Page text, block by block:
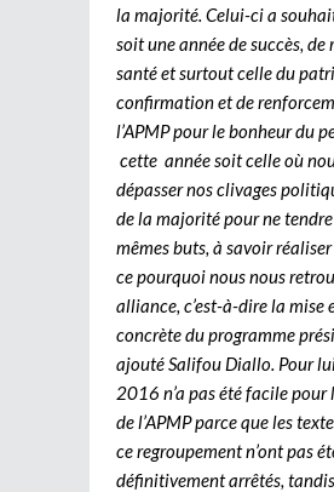
la majorité. Celui-ci a
soit une année de succès, de
santé et surtout celle du
confirmation et de
l’APMP pour le bonheur du
cette année soit celle où
dépasser nos clivages
de la majorité pour ne tendre
mêmes buts, à savoir
ce pourquoi nous nous
alliance, c’est-à-dire la mise
concrète du programme
ajouté Salifou Diallo. Pour
2016 n’a pas été facile pour
de l’APMP parce que les
ce regroupement n’ont pas
définitivement arrêtés,